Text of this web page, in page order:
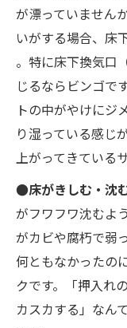
が漂っていません
いがする場合、床
。特に床下換気口
じるならビンゴで
トの中がやけにジ
り湿っている感じ
上がってきている
●床がきしむ・沈
がフワフワ沈むよ
がカビや腐朽で弱
何ともなかったの
クです。「押入れ
カスカする」なん